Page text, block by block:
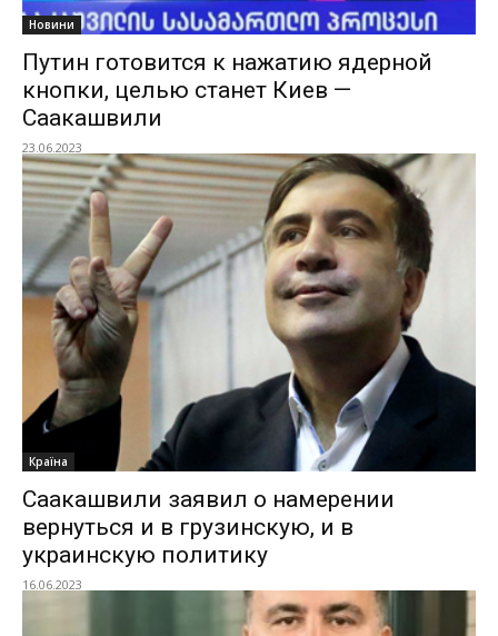
Новини
Путин готовится к нажатию ядерной
кнопки, целью станет Киев —
Саакашвили
23.06.2023
Країна
Саакашвили заявил о намерении
вернуться и в грузинскую, и в
украинскую политику
16.06.2023